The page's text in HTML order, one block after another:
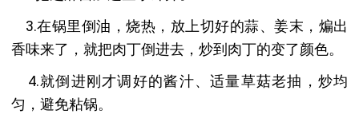
3.在锅里倒油，烧热，放上切好的蒜、姜末，煸出
香味来了，就把肉丁倒进去，炒到肉丁的变了颜色。
4.就倒进刚才调好的酱汁、适量草菇老抽，炒均
匀，避免粘锅。